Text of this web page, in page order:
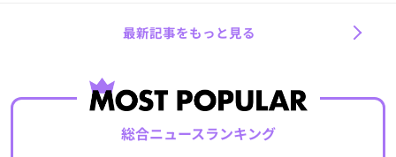
最新記事をもっと見る
総合ニュースランキング